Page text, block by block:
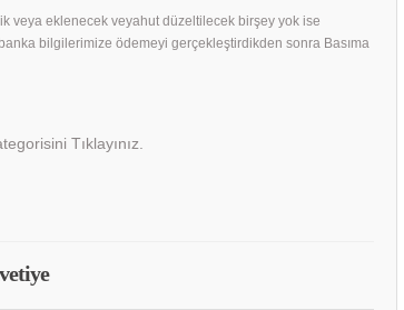
veya eklenecek veyahut düzeltilecek birşey yok ise
bilgilerimize ödemeyi gerçekleştirdikden sonra Basıma
Tıklayınız.